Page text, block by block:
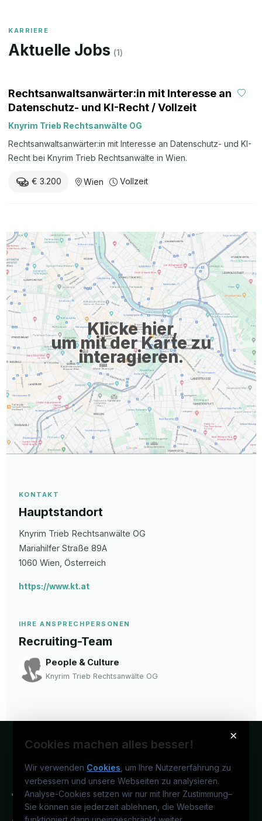
KARRIERE
Aktuelle Jobs (1)
Rechtsanwaltsanwärter:in mit Interesse an
Datenschutz- und KI-Recht / Vollzeit
Knyrim Trieb Rechtsanwälte OG
Rechtsanwaltsanwärter:in mit Interesse an Datenschutz- und KI-
Recht bei Knyrim Trieb Rechtsanwälte in Wien.
€ 3.200 Wien Vollzeit
Klicke hier,
um mit der Karte zu
interagieren.
KONTAKT
Hauptstandort
Knyrim Trieb Rechtsanwälte OG
Mariahilfer Straße 89A
1060 Wien , Österreich
https://www.kt.at
IHRE ANSPRECHPERSONEN
Recruiting-Team
People & Culture
Knyrim Trieb Rechtsanwälte OG
×
Cookies machen alles besser!
Wir verwenden Cookies , um Ihre Nutzererfahrung zu
verbessern und unsere Webseiten zu analysieren.
Analyse-Cookies setzen wir nur mit Ihrer Zustimmung–
Sie können sie jederzeit ablehnen, die Webseite